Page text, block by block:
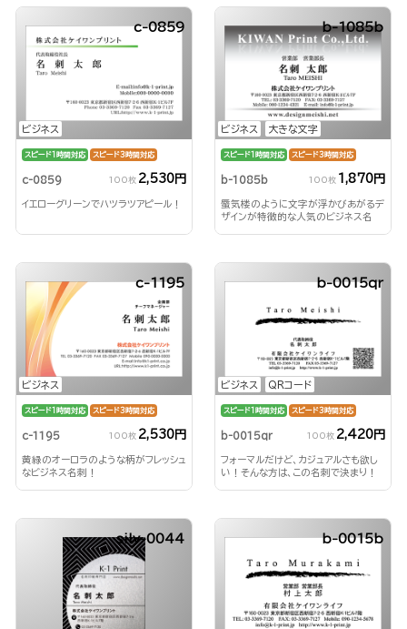
ビジネス
c-0859
スピード1時間対応 スピード3時間対応
c-0859 100枚 2,530円
イエローグリーンでハツラツアピール！
ビジネス 大きな文字
b-1085b
スピード1時間対応 スピード3時間対応
b-1085b 100枚 1,870円
蜃気楼のように文字が浮かびあがるデ
ザインが特徴的な人気のビジネス名
ビジネス
c-1195
スピード1時間対応 スピード3時間対応
c-1195 100枚 2,530円
黄緑のオーロラのような柄がフレッシュ
なビジネス名刺！
ビジネス QRコード
b-0015qr
スピード1時間対応 スピード3時間対応
b-0015qr 100枚 2,420円
フォーマルだけど、カジュアルさも欲し
い！そんな方は、この名刺で決まり！
silv-0044 b-0015b